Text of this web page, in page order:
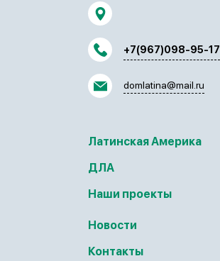
+7(967)098-95-17
domlatina@mail.ru
Латинская Америка
ДЛА
Наши проекты
Новости
Контакты